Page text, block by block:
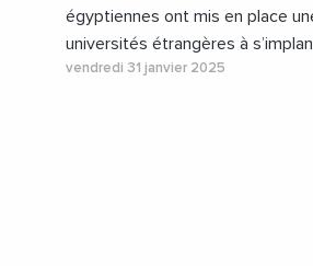
égyptiennes ont mis en place
universités étrangères à
vendredi 31 janvier 2025